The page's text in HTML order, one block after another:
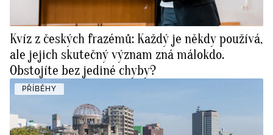
Kvíz z českých frazémů: Každý je někdy používá,
ale jejich skutečný význam zná málokdo.
Obstojíte bez jediné chyby?
PŘÍBĚHY